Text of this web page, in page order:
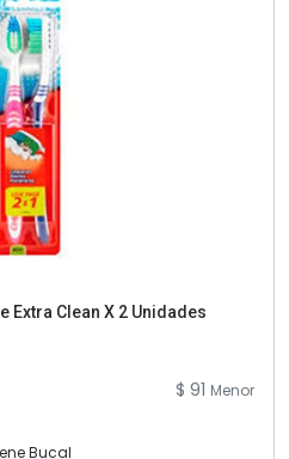
Extra Clean X 2 Unidades
$ 91 Menor
Bucal